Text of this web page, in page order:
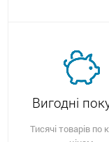
Вигодні
Тисячі товарів по